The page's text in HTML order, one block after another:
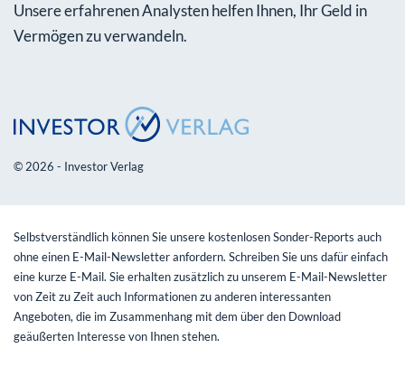
Unsere erfahrenen Analysten helfen Ihnen, Ihr Geld in
Vermögen zu verwandeln.
© 2026 - Investor Verlag
Selbstverständlich können Sie unsere kostenlosen Sonder-Reports auch
ohne einen E-Mail-Newsletter anfordern. Schreiben Sie uns dafür einfach
eine kurze E-Mail. Sie erhalten zusätzlich zu unserem E-Mail-Newsletter
von Zeit zu Zeit auch Informationen zu anderen interessanten
Angeboten, die im Zusammenhang mit dem über den Download
geäußerten Interesse von Ihnen stehen.